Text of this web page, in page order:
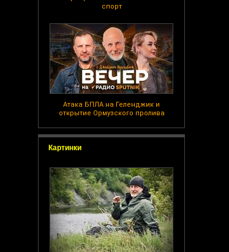
спорт
Атака БПЛА на Геленджик и
открытие Ормузского пролива
Картинки